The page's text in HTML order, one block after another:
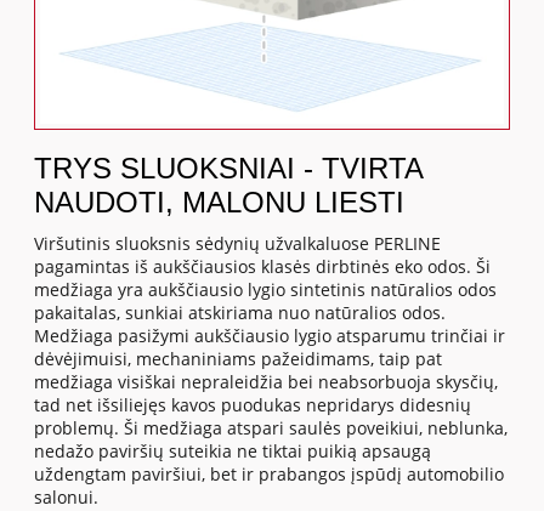
TRYS SLUOKSNIAI - TVIRTA
NAUDOTI, MALONU LIESTI
Viršutinis sluoksnis sėdynių užvalkaluose PERLINE
pagamintas iš aukščiausios klasės dirbtinės eko odos. Ši
medžiaga yra aukščiausio lygio sintetinis natūralios odos
pakaitalas, sunkiai atskiriama nuo natūralios odos.
Medžiaga pasižymi aukščiausio lygio atsparumu trinčiai ir
dėvėjimuisi, mechaniniams pažeidimams, taip pat
medžiaga visiškai nepraleidžia bei neabsorbuoja skysčių,
tad net išsiliejęs kavos puodukas nepridarys didesnių
problemų. Ši medžiaga atspari saulės poveikiui, neblunka,
nedažo paviršių suteikia ne tiktai puikią apsaugą
uždengtam paviršiui, bet ir prabangos įspūdį automobilio
salonui.